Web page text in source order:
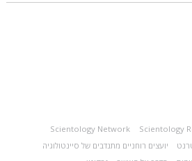
Scientology Network
Scientology
יועצים רוחניים מתנדבים של סיינטולוגיה